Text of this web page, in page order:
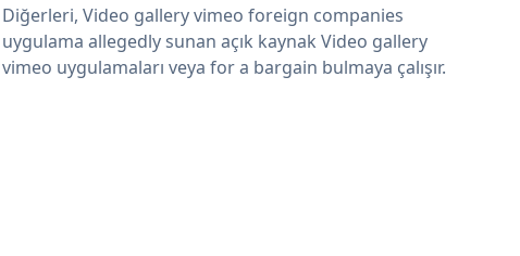
Diğerleri, Video gallery vimeo foreign companies
uygulama allegedly sunan açık kaynak Video gallery
vimeo uygulamaları veya for a bargain bulmaya çalışır.